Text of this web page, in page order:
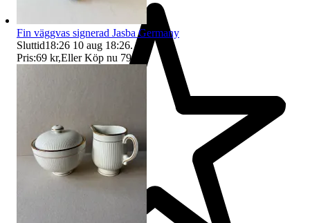
Fin väggvas signerad Jasba Germany
Sluttid18:26 10 aug 18:26.
Pris:69 kr,Eller Köp nu 79 kr